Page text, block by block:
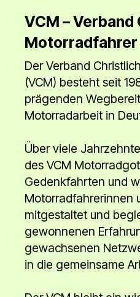
VCM –
Motorradfahrer
Der Verband
(VCM) besteht seit
prägenden
Motorradarbeit in
Über viele
des VCM
Gedenkfahrten und
Motorradfahrerinnen
mitgestaltet und
gewonnenen
gewachsenen
in die gemeinsame